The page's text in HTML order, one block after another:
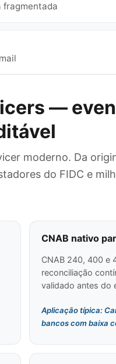
fragmentada
—
moderno. Da
do FIDC e
CNAB nativo
CNAB 240, 400 e
reconciliação
validado antes do
Aplicação típica:
bancos com baixa